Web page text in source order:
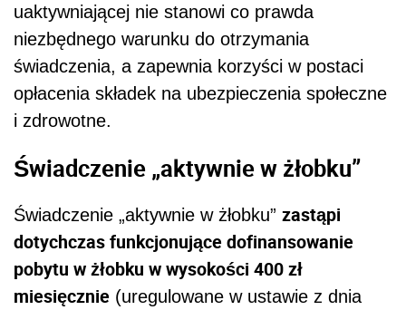
uaktywniającej nie stanowi co prawda
niezbędnego warunku do otrzymania
świadczenia, a zapewnia korzyści w postaci
opłacenia składek na ubezpieczenia społeczne
i zdrowotne.
Świadczenie „aktywnie w żłobku”
Świadczenie „aktywnie w żłobku” zastąpi
dotychczas funkcjonujące dofinansowanie
pobytu w żłobku w wysokości 400 zł
miesięcznie (uregulowane w ustawie z dnia